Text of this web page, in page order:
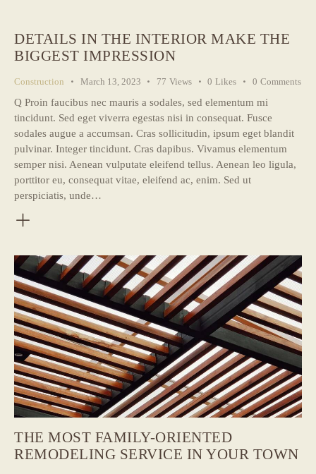
DETAILS IN THE INTERIOR MAKE THE
BIGGEST IMPRESSION
Construction March 13, 2023 77 Views 0 Likes 0 Comments
Q Proin faucibus nec mauris a sodales, sed elementum mi
tincidunt. Sed eget viverra egestas nisi in consequat. Fusce
sodales augue a accumsan. Cras sollicitudin, ipsum eget blandit
pulvinar. Integer tincidunt. Cras dapibus. Vivamus elementum
semper nisi. Aenean vulputate eleifend tellus. Aenean leo ligula,
porttitor eu, consequat vitae, eleifend ac, enim. Sed ut
perspiciatis, unde…
THE MOST FAMILY-ORIENTED
REMODELING SERVICE IN YOUR TOWN